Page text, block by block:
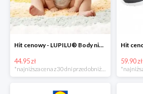
Hit cenowy - LUPILU® Body niemowlęce z biobawełny, z krótkim rękawem, 5 sztuk
44.95 zł
*najniższa cena z 30 dni przed obniżką
59.90 zł